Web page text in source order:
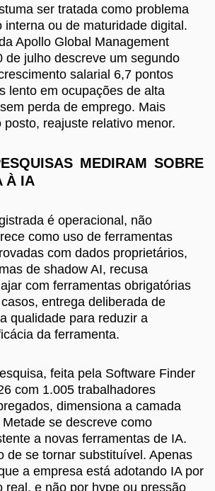
ser tratada como problema
interna ou de maturidade digital.
Apollo Global Management
de julho descreve um segundo
salarial 6,7 pontos
lento em ocupações de alta
perda de emprego. Mais
reajuste relativo menor.
MEDIRAM SOBRE
À IA
é operacional, não
como uso de ferramentas
com dados proprietários,
de shadow AI, recusa
com ferramentas obrigatórias
entrega deliberada de
qualidade para reduzir a
da ferramenta.
feita pela Software Finder
com 1.005 trabalhadores
dimensiona a camada
se descreve como
a novas ferramentas de IA.
de se tornar substituível. Apenas
a empresa está adotando IA por
real, e não por hype ou pressão